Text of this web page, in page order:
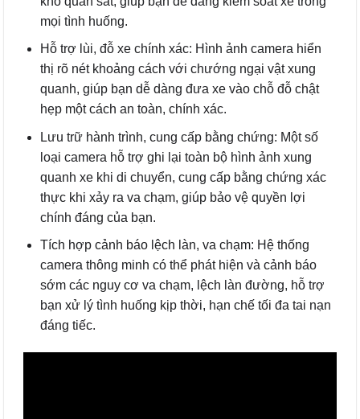
mọi tình huống.
Hỗ trợ lùi, đỗ xe chính xác: Hình ảnh camera hiển
thị rõ nét khoảng cách với chướng ngại vật xung
quanh, giúp bạn dễ dàng đưa xe vào chỗ đỗ chật
hẹp một cách an toàn, chính xác.
Lưu trữ hành trình, cung cấp bằng chứng: Một số
loại camera hỗ trợ ghi lại toàn bộ hình ảnh xung
quanh xe khi di chuyển, cung cấp bằng chứng xác
thực khi xảy ra va chạm, giúp bảo vệ quyền lợi
chính đáng của bạn.
Tích hợp cảnh báo lệch làn, va chạm: Hệ thống
camera thông minh có thể phát hiện và cảnh báo
sớm các nguy cơ va chạm, lệch làn đường, hỗ trợ
bạn xử lý tình huống kịp thời, hạn chế tối đa tai nạn
đáng tiếc.